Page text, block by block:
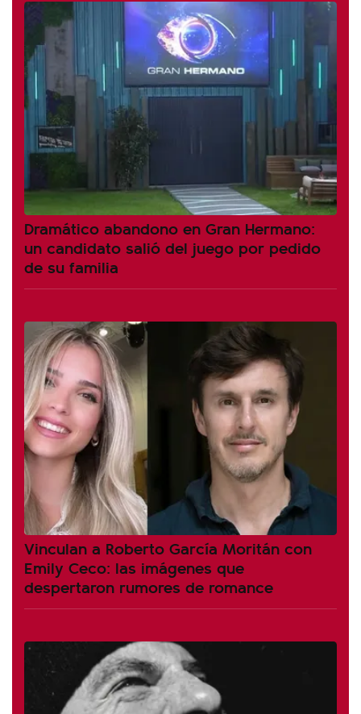
Dramático abandono en Gran Hermano:
un candidato salió del juego por pedido
de su familia
Vinculan a Roberto García Moritán con
Emily Ceco: las imágenes que
despertaron rumores de romance